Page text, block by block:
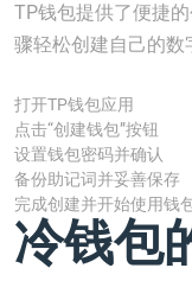
TP钱包提供了便捷
骤轻松创建自己的数
打开TP钱包应用
点击“创建钱包”按钮
设置钱包密码并确认
备份助记词并妥善保存
完成创建并开始使用钱
冷钱包